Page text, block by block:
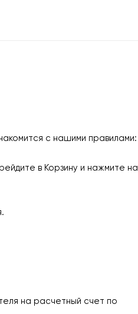
с нашими правилами:
в Корзину и нажмите на
на расчетный счет по